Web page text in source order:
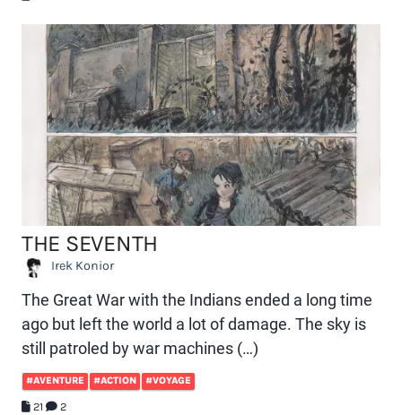
THE SEVENTH
Irek Konior
The Great War with the Indians ended a long time
ago but left the world a lot of damage. The sky is
still patroled by war machines (…)
#AVENTURE #ACTION #VOYAGE
21 2